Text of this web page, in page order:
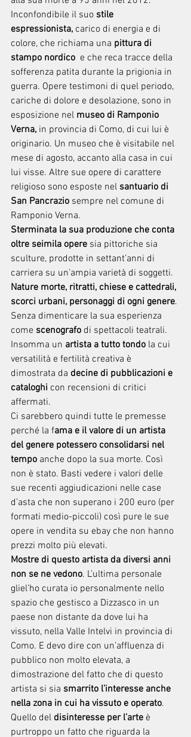
Inconfondibile il suo stile
espressionista, carico di energia e di
colore, che richiama una pittura di
stampo nordico e che reca tracce della
sofferenza patita durante la prigionia in
guerra. Opere testimoni di quel periodo,
cariche di dolore e desolazione, sono in
esposizione nel museo di Ramponio
Verna, in provincia di Como, di cui lui è
originario. Un museo che è visitabile nel
mese di agosto, accanto alla casa in cui
lui visse. Altre sue opere di carattere
religioso sono esposte nel santuario di
San Pancrazio sempre nel comune di
Ramponio Verna.
Sterminata la sua produzione che conta
oltre seimila opere sia pittoriche sia
sculture, prodotte in settant’anni di
carriera su un’ampia varietà di soggetti.
Nature morte, ritratti, chiese e cattedrali,
scorci urbani, personaggi di ogni genere.
Senza dimenticare la sua esperienza
come scenografo di spettacoli teatrali.
Insomma un artista a tutto tondo la cui
versatilità e fertilità creativa è
dimostrata da decine di pubblicazioni e
cataloghi con recensioni di critici
affermati.
Ci sarebbero quindi tutte le premesse
perché la fama e il valore di un artista
del genere potessero consolidarsi nel
tempo anche dopo la sua morte. Così
non è stato. Basti vedere i valori delle
sue recenti aggiudicazioni nelle case
d’asta che non superano i 200 euro (per
formati medio-piccoli) così pure le sue
opere in vendita su ebay che non hanno
prezzi molto più elevati.
Mostre di questo artista da diversi anni
non se ne vedono. L’ultima personale
gliel’ho curata io personalmente nello
spazio che gestisco a Dizzasco in un
paese non distante da dove lui ha
vissuto, nella Valle Intelvi in provincia di
Como. E devo dire con un’affluenza di
pubblico non molto elevata, a
dimostrazione del fatto che di questo
artista si sia smarrito l’interesse anche
nella zona in cui ha vissuto e operato.
Quello del disinteresse per l’arte è
purtroppo un fatto che riguarda la